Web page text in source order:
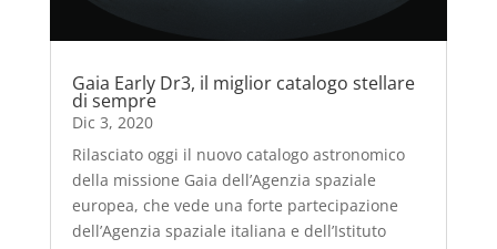
Gaia Early Dr3, il miglior catalogo stellare
di sempre
Dic 3, 2020
Rilasciato oggi il nuovo catalogo astronomico
della missione Gaia dell’Agenzia spaziale
europea, che vede una forte partecipazione
dell’Agenzia spaziale italiana e dell’Istituto